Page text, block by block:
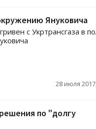
Януковича
с Укртрансгаза в
28 июля
по "долгу